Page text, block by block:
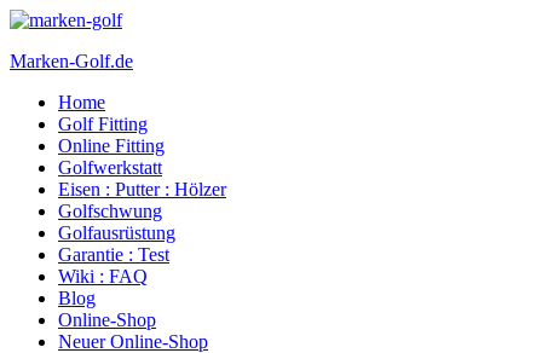
Marken-Golf.de
Golfschläger made in Germany
Home
Golf Fitting
Online Fitting
Golfwerkstatt
Eisen : Putter : Hölzer
Golfschwung
Golfausrüstung
Garantie : Test
Wiki : FAQ
Blog
Online-Shop
Neuer Online-Shop